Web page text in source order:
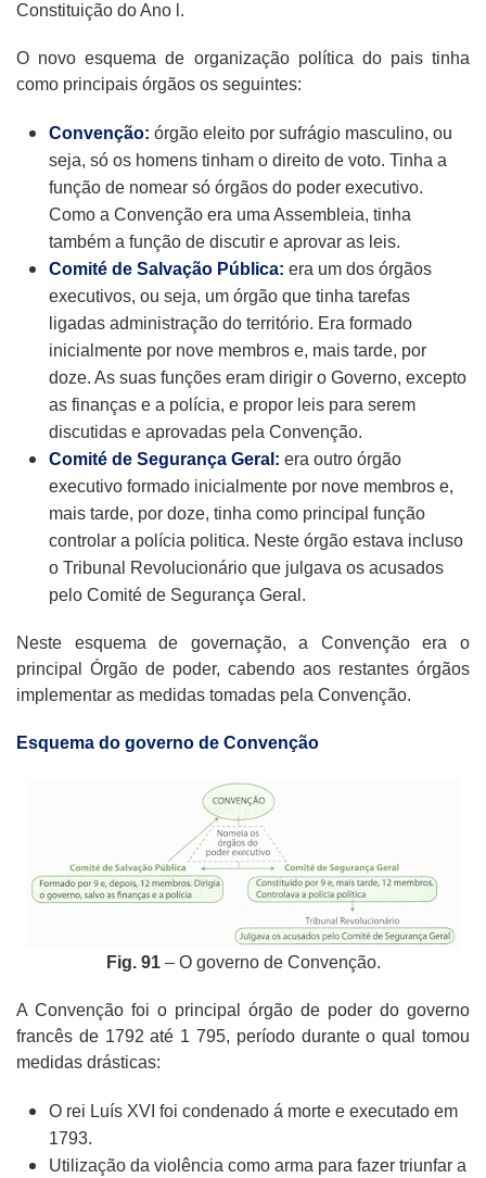
Constituição do Ano l.
O novo esquema de organização política do pais tinha
como principais órgãos os seguintes:
Convenção: órgão eleito por sufrágio masculino, ou
seja, só os homens tinham o direito de voto. Tinha a
função de nomear só órgãos do poder executivo.
Como a Convenção era uma Assembleia, tinha
também a função de discutir e aprovar as leis.
Comité de Salvação Pública: era um dos órgãos
executivos, ou seja, um órgão que tinha tarefas
ligadas administração do território. Era formado
inicialmente por nove membros e, mais tarde, por
doze. As suas funções eram dirigir o Governo, excepto
as finanças e a polícia, e propor leis para serem
discutidas e aprovadas pela Convenção.
Comité de Segurança Geral: era outro órgão
executivo formado inicialmente por nove membros e,
mais tarde, por doze, tinha como principal função
controlar a polícia politica. Neste órgão estava incluso
o Tribunal Revolucionário que julgava os acusados
pelo Comité de Segurança Geral.
Neste esquema de governação, a Convenção era o
principal Órgão de poder, cabendo aos restantes órgãos
implementar as medidas tomadas pela Convenção.
Esquema do governo de Convenção
Fig. 91– O governo de Convenção.
A Convenção foi o principal órgão de poder do governo
francês de 1792 até 1 795, período durante o qual tomou
medidas drásticas:
O rei Luís XVI foi condenado á morte e executado em
1793.
Utilização da violência como arma para fazer triunfar a